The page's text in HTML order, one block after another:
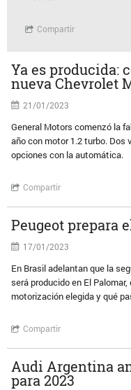
Compartir
Ya es producida:
nueva Chevrolet
21/01/2023
General Motors comenzó la
año con motor 1.2 turbo. Dos
opciones con la automática.
Compartir
Peugeot prepara
17/01/2023
En Brasil adelantan que la
será producido en El
motorización elegida y qué
Compartir
Audi Argentina
para 2023